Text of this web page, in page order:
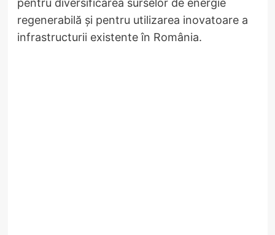
regenerabilă și pentru utilizarea inovatoare a
infrastructurii existente în România.